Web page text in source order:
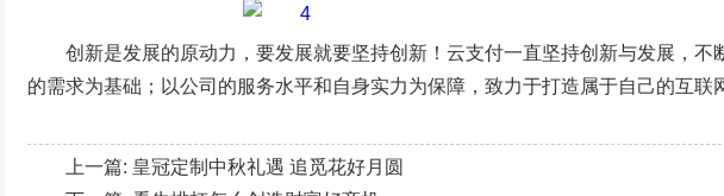
创新是发展的原动力，要发展就要坚持创新！云支付一直坚持创新与发展，
的需求为基础；以公司的服务水平和自身实力为保障，致力于打造属于自己的互联
上一篇: 皇冠定制中秋礼遇 追觅花好月圆